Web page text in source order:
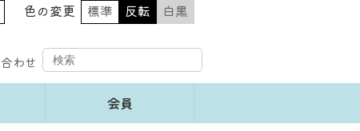
色の変更 標準 反転 白黒
わせ
会員